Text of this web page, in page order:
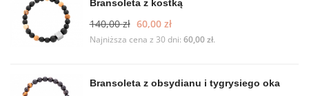
Bransoleta z kostką
140,00zł 60,00 zł
Najniższa cena z 30 dni: 60,00zł.
Bransoleta z obsydianu i tygrysiego oka